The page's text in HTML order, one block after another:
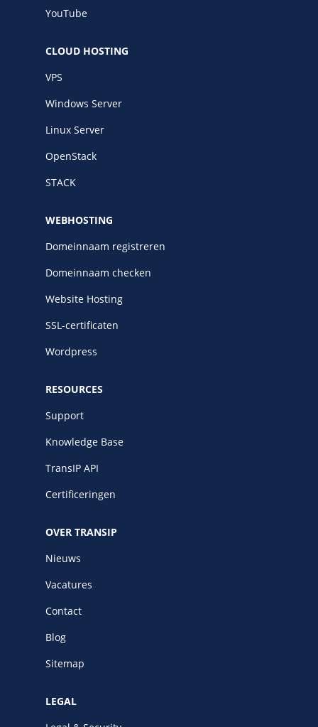
YouTube
CLOUD HOSTING
VPS
Windows Server
Linux Server
OpenStack
STACK
WEBHOSTING
Domeinnaam registreren
Domeinnaam checken
Website Hosting
SSL-certificaten
Wordpress
RESOURCES
Support
Knowledge Base
TransIP API
Certificeringen
OVER TRANSIP
Nieuws
Vacatures
Contact
Blog
Sitemap
LEGAL